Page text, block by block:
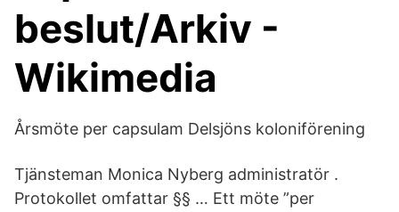
beslut/Arkiv -
Wikimedia
Årsmöte per capsulam Delsjöns koloniförening
Tjänsteman Monica Nyberg administratör .
Protokollet omfattar §§ … Ett möte ”per